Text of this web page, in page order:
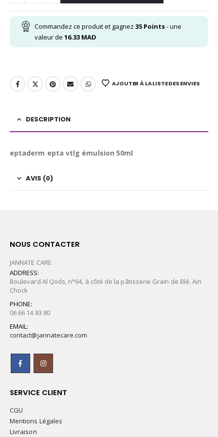
Commandez ce produit et gagnez 35 Points- une
valeur de 16.33 MAD
AJOUTER À LA LISTE DES ENVIES
DESCRIPTION
eptaderm epta vtlg émulsion 50ml
AVIS (0)
NOUS CONTACTER
JANNATE CARE
ADDRESS:
Boulevard Al Qods, n°64, à côté de la pâtisserie Grain de Blé. Ain
Chock
PHONE:
06 66 14 83 80
EMAIL:
contact@jannatecare.com
SERVICE CLIENT
CGU
Mentions Légales
Livraison